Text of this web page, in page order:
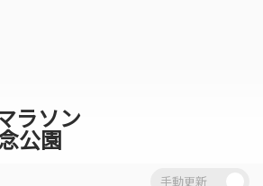
ラソン
公園